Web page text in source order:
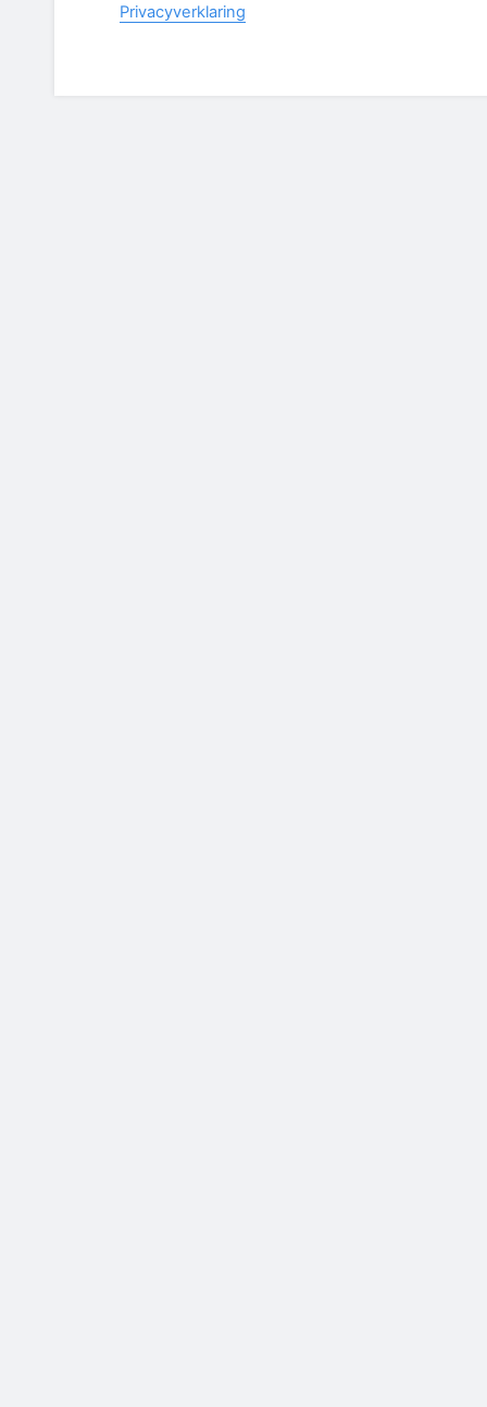
Privacyverklaring